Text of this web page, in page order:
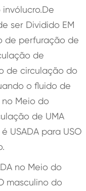
ser Dividido EM
de perfuração de
de
de circulação do
o fluido de
Meio do
de UMA
USADA para USO
no Meio do
masculino do